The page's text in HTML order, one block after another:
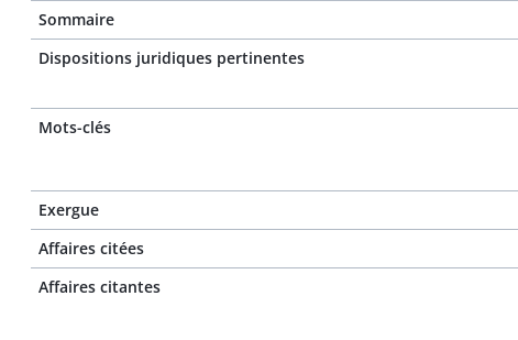
Sommaire
Dispositions juridiques pertinentes
Mots-clés
Exergue
Affaires citées
Affaires citantes